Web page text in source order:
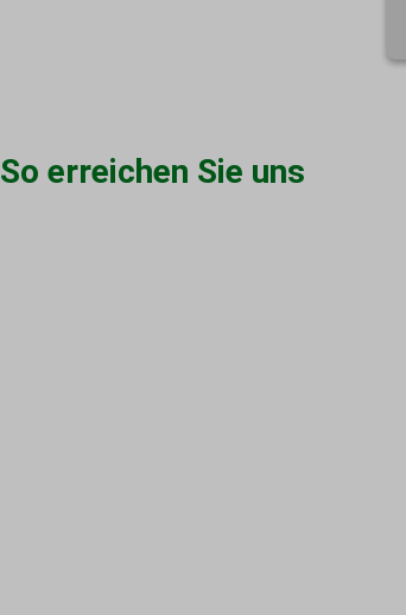
So erreichen Sie uns